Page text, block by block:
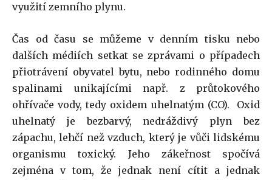
využití zemního plynu.
Čas od času se můžeme v denním tisku nebo
dalších médiích setkat se zprávami o případech
přiotrávení obyvatel bytu, nebo rodinného domu
spalinami unikajícími např. z průtokového
ohřívače vody, tedy oxidem uhelnatým (CO). Oxid
uhelnatý je bezbarvý, nedráždivý plyn bez
zápachu, lehčí než vzduch, který je vůči lidskému
organismu toxický. Jeho zákeřnost spočívá
zejména v tom, že jednak není cítit a jednak